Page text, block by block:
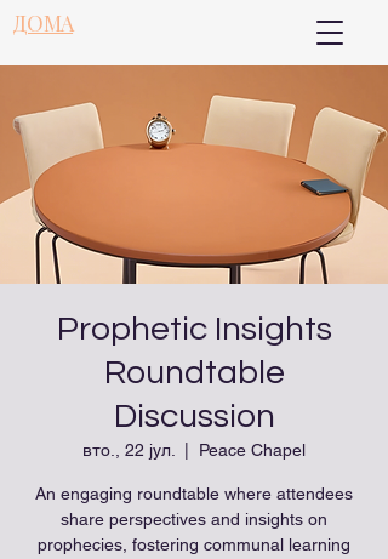
ДОМА
Prophetic Insights
Roundtable
Discussion
вто., 22 јул. Peace Chapel
An engaging roundtable where attendees
share perspectives and insights on
prophecies, fostering communal learning